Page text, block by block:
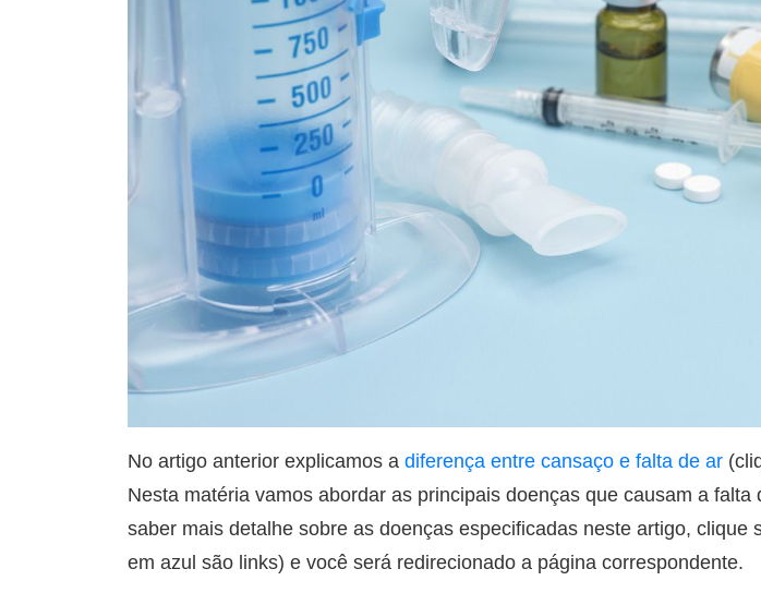
No artigo anterior explicamos a diferença entre cansaço e falta de ar
Nesta matéria vamos abordar as principais doenças que causam a falta
saber mais detalhe sobre as doenças especificadas neste artigo, clique
em azul são links) e você será redirecionado a página correspondente.